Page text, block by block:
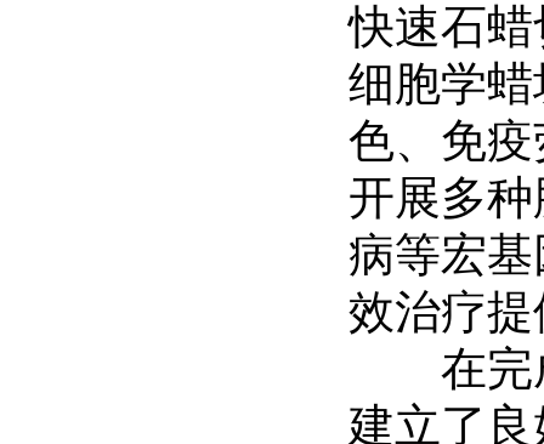
快速石
细胞学
色、免
开展多
病等宏
效治疗
在完成
建立了